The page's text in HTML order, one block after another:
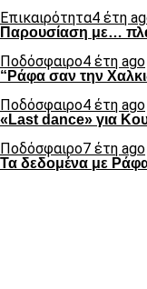
Επικαιρότητα4 έτη
Παρουσίαση με…
Ποδόσφαιρο4 έτη ago
“Ράφα σαν την
Ποδόσφαιρο4 έτη ago
«Last dance» για
Ποδόσφαιρο7 έτη ago
Τα δεδομένα με